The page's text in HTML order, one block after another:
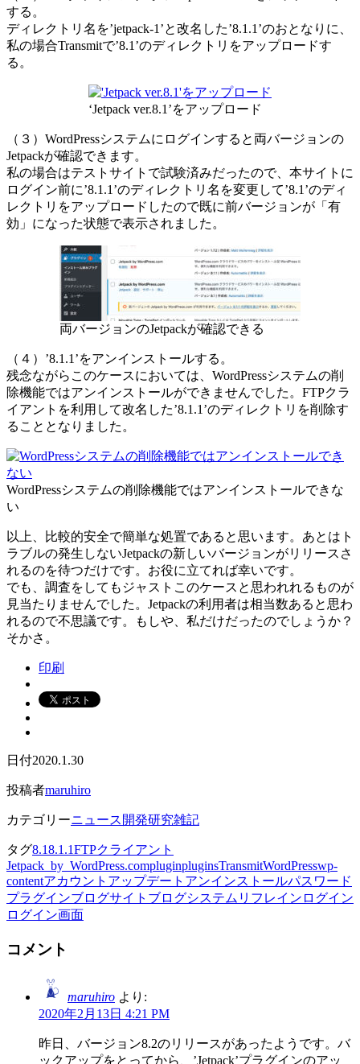
する。
ディレクトリ名を’jetpack-1’と改名した’8.1.1’のおとなりに、
私の場合Transmitで’8.1’のディレクトリをアップロードす
る。
‘Jetpack ver.8.1’をアップロード
（３）WordPressシステムにログインすると両バージョンの
Jetpackが確認できます。
私の場合はテストサイトで試験済みだったので、本サイトに
ログイン前に’8.1.1’のディレクトリ名を変更して’8.1’のディ
レクトリをアップロードしたので既に前バージョンが「有
効」になった状態で表示されました。
両バージョンのJetpackが確認できる
（４）’8.1.1’をアンインストールする。
残念ながらこのケースにおいては、WordPressシステムの削
除機能ではアンインストールができませんでした。FTPクラ
イアントを利用して改名した’8.1.1’のディレクトリを削除す
ることとなりました。
WordPressシステムの削除機能ではアンインストールできな
い
以上、比較的安全で簡単な処置であると思います。あとはト
ラブルの発生しないJetpackの新しいバージョンがリリースさ
れるのを待つだけです。お役に立てれば幸いです。
でも、調査をしてもジャストこのケースと思われれるものが
見当たりませんでした。Jetpackの利用者は相当数あると思わ
れるので不思議です。もしや、私だけだったのでしょうか？
そかさ。
印刷
日付2020.1.30
投稿者maruhiro
カテゴリーニュース 開発研究雑記
タグ8.18.1.1FTPクライアント
Jetpack_by_WordPress.compluginpluginsTransmitWordPresswp-
contentアカウント アップデート アンインストールパスワード
プラグインブログサイト ブログシステム リフレイン ログイン
ログイン画面
コメント
maruhiro より:
2020年2月13日 4:21 PM
昨日、バージョン8.2のリリースがあったようです。バ
ックアップをとってから、’Jetpack’プラグインのアッ